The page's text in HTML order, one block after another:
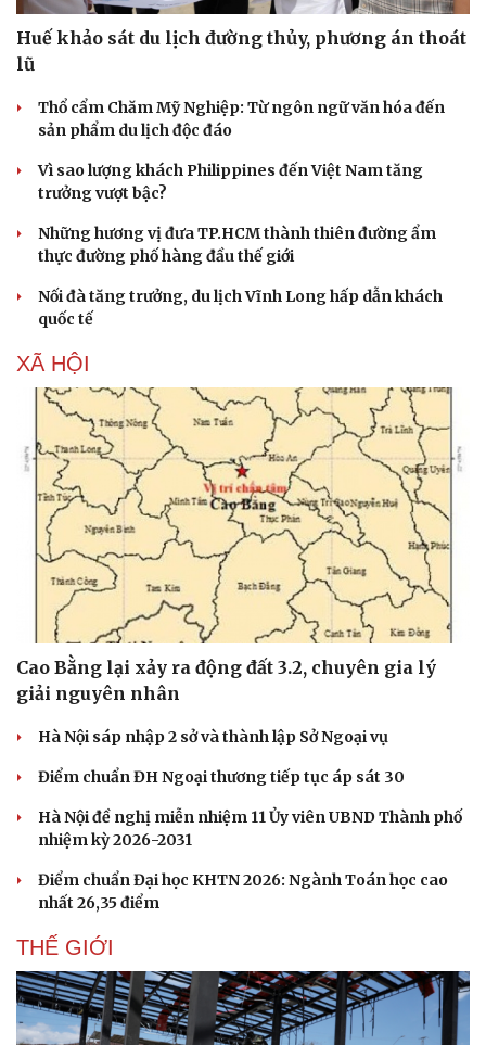
Huế khảo sát du lịch đường thủy, phương án thoát
lũ
Thổ cẩm Chăm Mỹ Nghiệp: Từ ngôn ngữ văn hóa đến
sản phẩm du lịch độc đáo
Vì sao lượng khách Philippines đến Việt Nam tăng
trưởng vượt bậc?
Những hương vị đưa TP.HCM thành thiên đường ẩm
thực đường phố hàng đầu thế giới
Nối đà tăng trưởng, du lịch Vĩnh Long hấp dẫn khách
quốc tế
XÃ HỘI
Cao Bằng lại xảy ra động đất 3.2, chuyên gia lý
giải nguyên nhân
Hà Nội sáp nhập 2 sở và thành lập Sở Ngoại vụ
Điểm chuẩn ĐH Ngoại thương tiếp tục áp sát 30
Hà Nội đề nghị miễn nhiệm 11 Ủy viên UBND Thành phố
nhiệm kỳ 2026-2031
Điểm chuẩn Đại học KHTN 2026: Ngành Toán học cao
nhất 26,35 điểm
THẾ GIỚI